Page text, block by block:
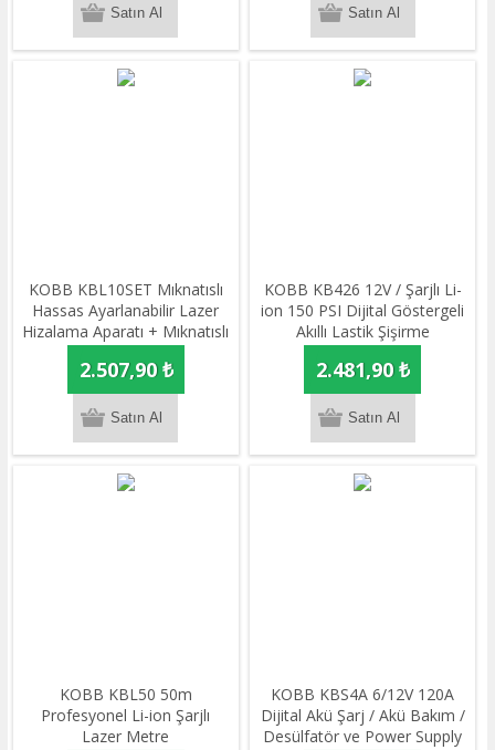
KOBB KBL10SET Mıknatıslı
Hassas Ayarlanabilir Lazer
Hizalama Aparatı + Mıknatıslı
Lazer Hizalama Sabitleme
Aparatı
2.507,90 ₺
KOBB KB426 12V / Şarjlı Li-
ion 150 PSI Dijital Göstergeli
Akıllı Lastik Şişirme
Pompası+ Powerbank + SOS
+ Led Lamba
2.481,90 ₺
KOBB KBL50 50m
Profesyonel Li-ion Şarjlı
Lazer Metre
KOBB KBS4A 6/12V 120A
Dijital Akü Şarj / Akü Bakım /
Desülfatör ve Power Supply